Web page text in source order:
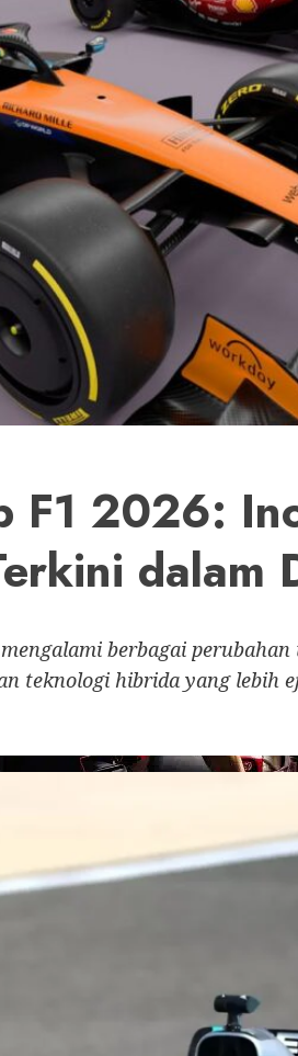
F1 2026:
dalam
berbagai
teknologi hibrida yang lebih